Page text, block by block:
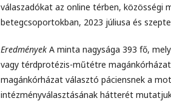
válaszadókat az online térben, közösségi
betegcsoportokban, 2023 júliusa és
Eredmények A minta nagysága 393 fő,
vagy térdprotézis-műtétre
magánkórházat választó páciensnek a
intézményválasztásának hátterét